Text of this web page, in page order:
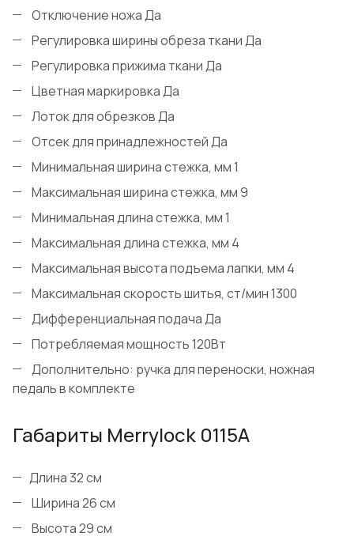
Отключение ножа Да
Регулировка ширины обреза ткани Да
Регулировка прижима ткани Да
Цветная маркировка Да
Лоток для обрезков Да
Отсек для принадлежностей Да
Минимальная ширина стежка, мм 1
Максимальная ширина стежка, мм 9
Минимальная длина стежка, мм 1
Максимальная длина стежка, мм 4
Максимальная высота подъема лапки, мм 4
Максимальная скорость шитья, ст/мин 1300
Дифференциальная подача Да
Потребляемая мощность 120Вт
Дополнительно: ручка для переноски, ножная
педаль в комплекте
Габариты Merrylock 0115A
Длина 32 см
Ширина 26 см
Высота 29 см